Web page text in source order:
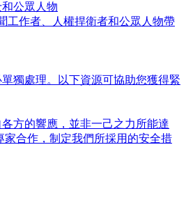
公眾人物
工作者、人權捍衛者和公眾人物帶
獨處理。以下資源可協助您獲得緊
方的響應，並非一己之力所能達
家合作，制定我們所採用的安全措